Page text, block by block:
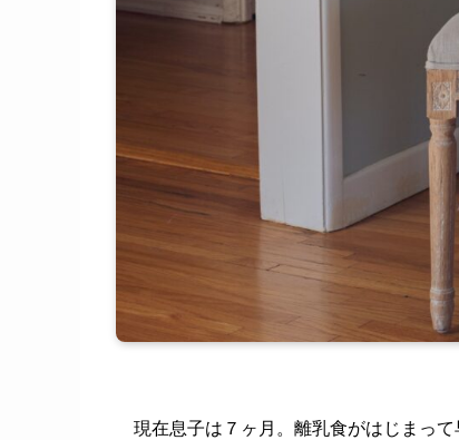
現在息子は７ヶ月。離乳食がはじまっ